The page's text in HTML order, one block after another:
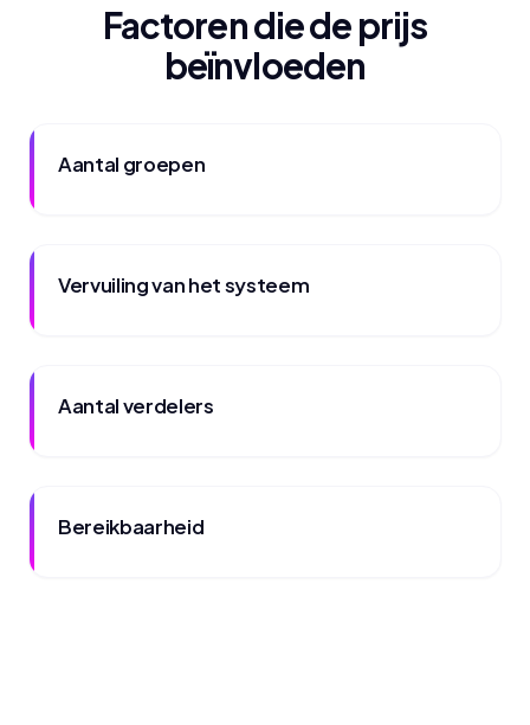
Factoren die de prijs
beïnvloeden
Aantal groepen
Vervuiling van het systeem
Aantal verdelers
Bereikbaarheid